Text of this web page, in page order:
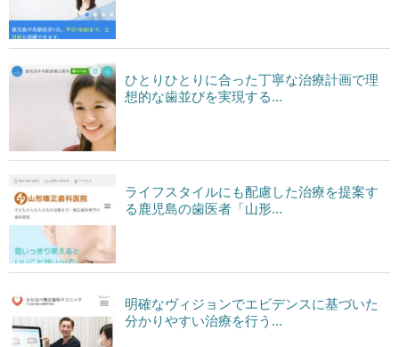
ひとりひとりに合った丁寧な治療計画で理
想的な歯並びを実現する...
ライフスタイルにも配慮した治療を提案す
る鹿児島の歯医者「山形...
明確なヴィジョンでエビデンスに基づいた
分かりやすい治療を行う...